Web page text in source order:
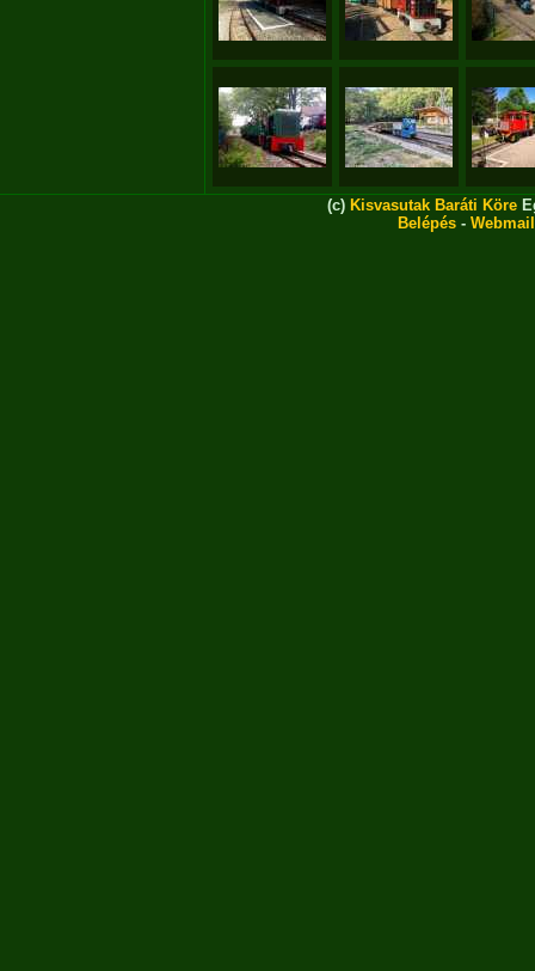
(c) Kisvasutak Baráti Köre
Belépés - Webmail